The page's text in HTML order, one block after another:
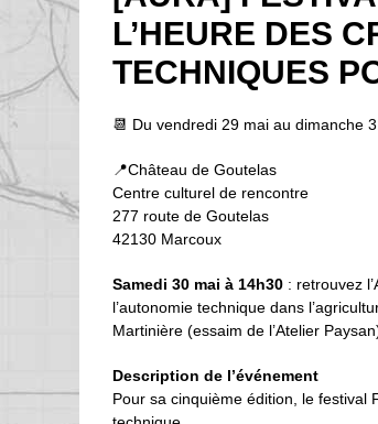
L’HEURE DES
TECHNIQUES
📆 Du vendredi 29 mai au dimanche
📍Château de Goutelas
Centre culturel de rencontre
277 route de Goutelas
42130 Marcoux
Samedi 30 mai à 14h30 : retrouvez
l’autonomie technique dans
Martinière (essaim de l’Atelier
Description de l’événement
Pour sa cinquième édition, le festival